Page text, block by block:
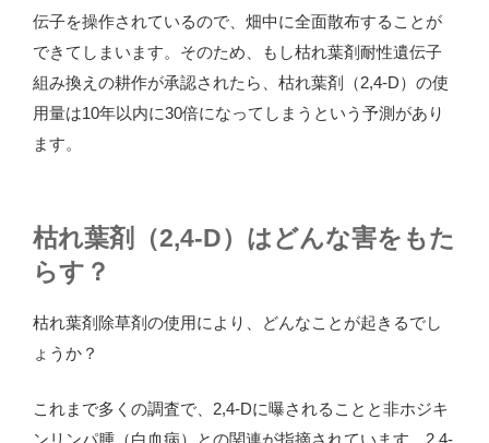
伝子を操作されているので、畑中に全面散布することが
できてしまいます。そのため、もし枯れ葉剤耐性遺伝子
組み換えの耕作が承認されたら、枯れ葉剤（2,4-D）の使
用量は10年以内に30倍になってしまうという予測があり
ます。
枯れ葉剤（2,4-D）はどんな害をもた
らす？
枯れ葉剤除草剤の使用により、どんなことが起きるでし
ょうか？
これまで多くの調査で、2,4-Dに曝されることと非ホジキ
ンリンパ腫（白血病）との関連が指摘されています。2,4-